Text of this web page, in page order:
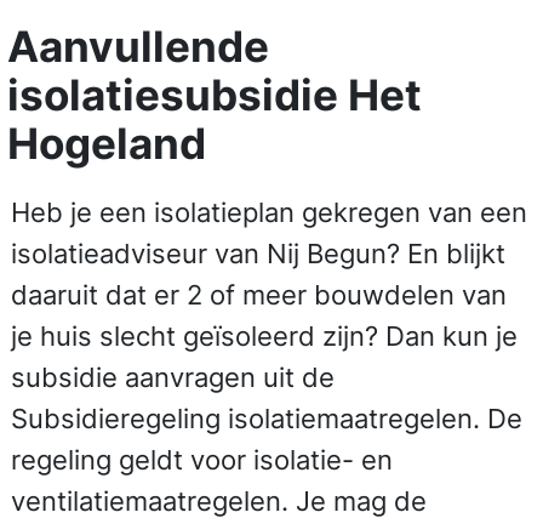
Aanvullende
isolatiesubsidie Het
Hogeland
Heb je een isolatieplan gekregen van een
isolatieadviseur van Nij Begun? En blijkt
daaruit dat er 2 of meer bouwdelen van
je huis slecht geïsoleerd zijn? Dan kun je
subsidie aanvragen uit de
Subsidieregeling isolatiemaatregelen. De
regeling geldt voor isolatie- en
ventilatiemaatregelen. Je mag de